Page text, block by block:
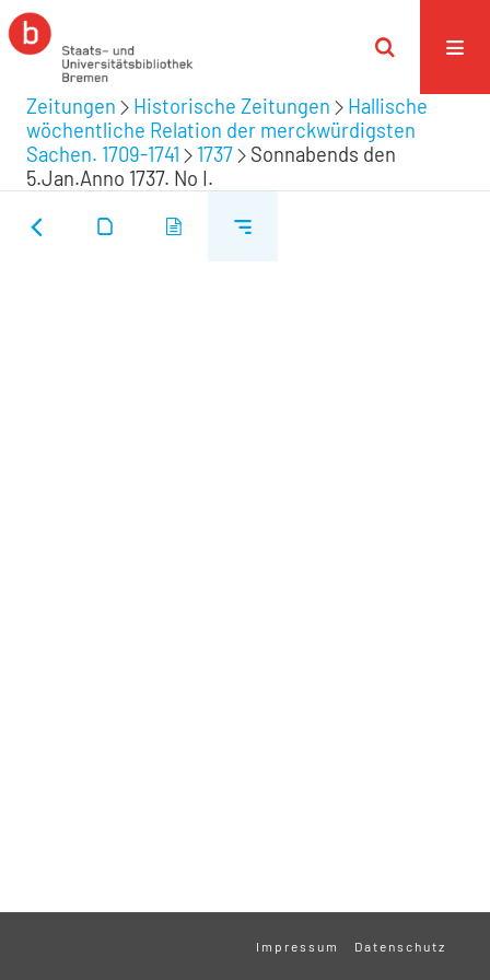
Zeitungen Historische Zeitungen
Hallische
wöchentliche Relation der merckwürdigsten
Sachen. 1709-1741
1737
Sonnabends den
5.Jan.Anno 1737. No I.
Impressum Datenschutz